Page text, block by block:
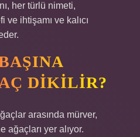
her türlü nimeti,
ve ihtişamı ve kalıcı
DIKILIR?
arasında mürver,
ağaçları yer alıyor.